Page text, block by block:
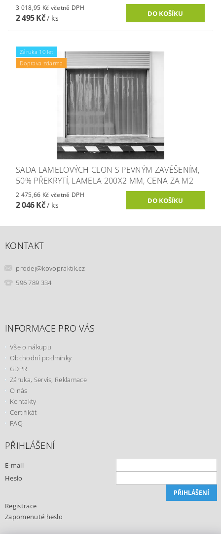
3 018,95 Kč včetně DPH
2 495 Kč/ ks
Záruka 10 let
Doprava zdarma
SADA LAMELOVÝCH CLON S PEVNÝM ZAVĚŠENÍM,
50% PŘEKRYTÍ, LAMELA 200X2 MM, CENA ZA M2
2 475,66 Kč včetně DPH
2 046 Kč/ ks
KONTAKT
prodej@kovopraktik.cz
596 789 334
INFORMACE PRO VÁS
Vše o nákupu
Obchodní podmínky
GDPR
Záruka, Servis, Reklamace
O nás
Kontakty
Certifikát
FAQ
PŘIHLÁŠENÍ
E-mail
Heslo
Registrace
Zapomenuté heslo